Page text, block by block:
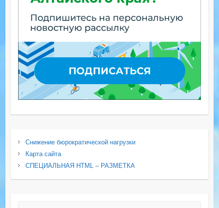
Снижение бюрократической нагрузки
Карта сайта
СПЕЦИАЛЬНАЯ HTML – РАЗМЕТКА